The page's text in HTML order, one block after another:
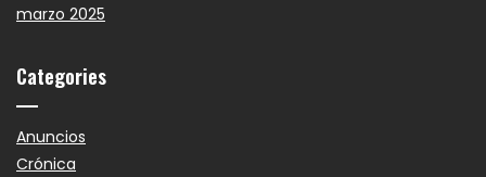
marzo 2025
Categories
Anuncios
Crónica